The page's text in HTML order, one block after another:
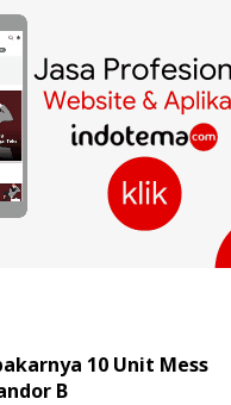
10 Unit Mess
B